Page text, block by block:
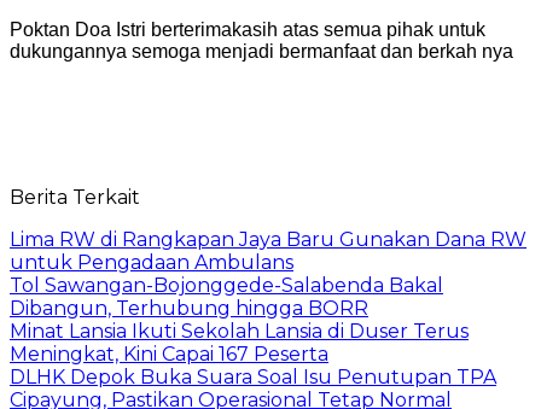
Poktan Doa Istri berterimakasih atas semua pihak untuk
dukungannya semoga menjadi bermanfaat dan berkah nya
Berita Terkait
Lima RW di Rangkapan Jaya Baru Gunakan Dana RW
untuk Pengadaan Ambulans
Tol Sawangan-Bojonggede-Salabenda Bakal
Dibangun, Terhubung hingga BORR
Minat Lansia Ikuti Sekolah Lansia di Duser Terus
Meningkat, Kini Capai 167 Peserta
DLHK Depok Buka Suara Soal Isu Penutupan TPA
Cipayung, Pastikan Operasional Tetap Normal